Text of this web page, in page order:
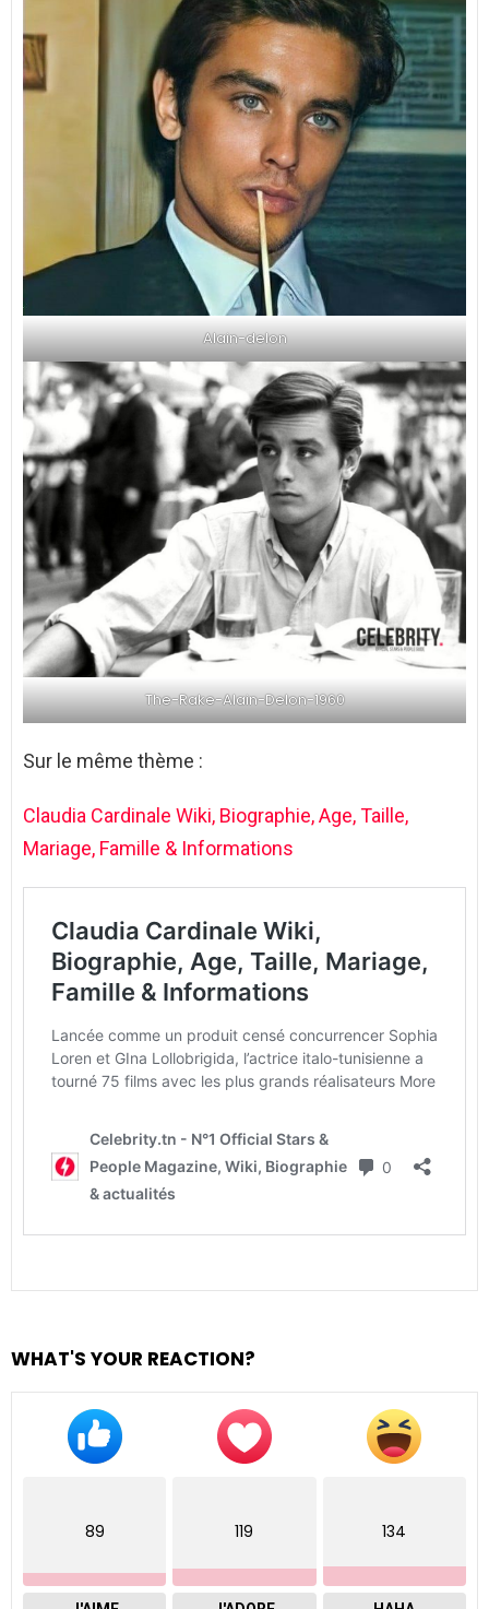
Alain-delon
The-Rake-Alain-Delon-1960
Sur le même thème :
Claudia Cardinale Wiki, Biographie, Age, Taille,
Mariage, Famille & Informations
WHAT'S YOUR REACTION?
89 119 134